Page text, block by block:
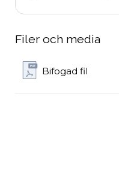
Filer och media
Bifogad fil